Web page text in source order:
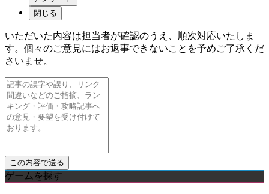
閉じる
いただいた内容は担当者が確認のうえ、順次対応いたしま
す。個々のご意見にはお返事できないことを予めご了承くだ
さいませ。
ゲームを探す